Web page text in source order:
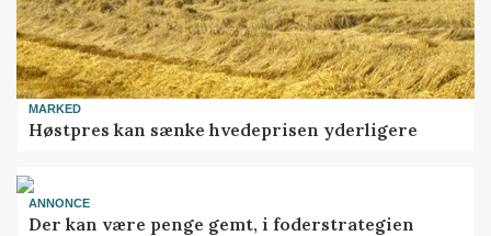
MARKED
Høstpres kan sænke hvedeprisen yderligere
ANNONCE
Der kan være penge gemt, i foderstrategien